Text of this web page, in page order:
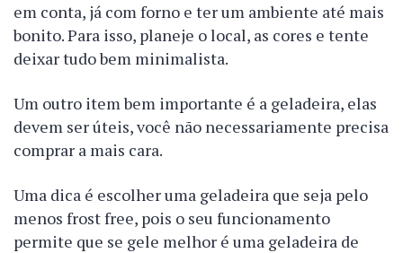
em conta, já com forno e ter um ambiente até mais
bonito. Para isso, planeje o local, as cores e tente
deixar tudo bem minimalista.
Um outro item bem importante é a geladeira, elas
devem ser úteis, você não necessariamente precisa
comprar a mais cara.
Uma dica é escolher uma geladeira que seja pelo
menos frost free, pois o seu funcionamento
permite que se gele melhor é uma geladeira de